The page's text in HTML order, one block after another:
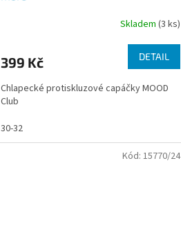
Skladem (3 ks)
399 Kč DETAIL
Chlapecké protiskluzové capáčky MOOD
Club
30-32
Kód: 15770/24